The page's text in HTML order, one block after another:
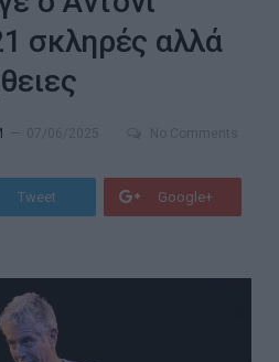
σκληρές αλλά
Tweet Google+